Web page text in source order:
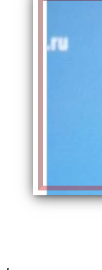
تكتب: دي مبقتش كورة..
دي سياسة